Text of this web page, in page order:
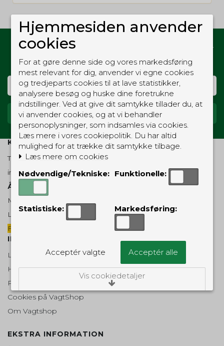
Hold dig opdateret med gode tilbud og nyheder
fra Vagtshop
KUNDESERVICE
Telefon 70 23 45 12
info@vagtshop.dk
Åbnings-/telefontider:
Mandag - fredag: 10-17
Lørdag: 10-14
Fortrydelsesformular
INFORMATION
Leveringsmuligheder
Handelsbetingelser
Retur- og reklamationsret
Cookies på VagtShop
Om Vagtshop
EKSTRA INFORMATION
Hjemmesiden anvender
cookies
For at gøre denne side og vores markedsføring
mest relevant for dig, anvender vi egne cookies
og tredjeparts cookies til at lave statistikker,
analysere besøg og huske dine foretrukne
indstillinger. Ved at give dit samtykke tillader du, at
vi anvender cookies, og at vi behandler
personoplysninger, som indsamles via cookies.
Læs mere i vores cookiepolitik. Du har altid
mulighed for at trække dit samtykke tilbage.
Læs mere om cookies
Nødvendige/Tekniske: Funktionelle:
Statistiske: Markedsføring:
Acceptér valgte Acceptér alle
Vis cookiedetaljer
Nødvendige/Tekniske
Tekniske cookies er nødvendige for, at langt
betydning og dermed ikke nogen